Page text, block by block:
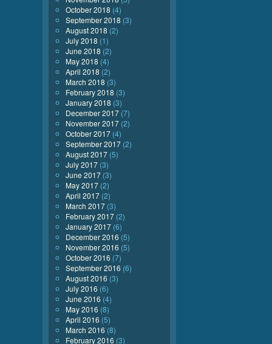
October 2018 (4)
September 2018 (3)
August 2018 (2)
July 2018 (1)
June 2018 (2)
May 2018 (4)
April 2018 (2)
March 2018 (3)
February 2018 (3)
January 2018 (3)
December 2017 (7)
November 2017 (2)
October 2017 (4)
September 2017 (2)
August 2017 (5)
July 2017 (3)
June 2017 (3)
May 2017 (2)
April 2017 (2)
March 2017 (3)
February 2017 (2)
January 2017 (6)
December 2016 (5)
November 2016 (5)
October 2016 (7)
September 2016 (6)
August 2016 (3)
July 2016 (6)
June 2016 (4)
May 2016 (8)
April 2016 (5)
March 2016 (8)
February 2016 (3)